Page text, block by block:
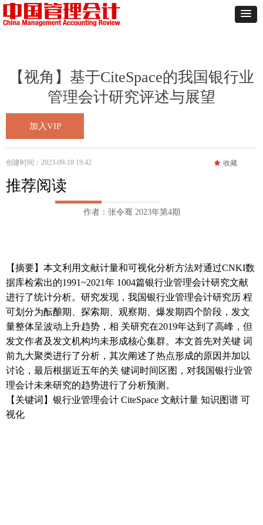
【视角】基于CiteSpace的我国银行业
管理会计研究评述与展望
【摘要】本文利用文献计量和可视化分析方法对通过CNKI数
据库检索出的1991~2021年 1004篇银行业管理会计研究文献
进行了统计分析。研究发现，我国银行业管理会计研究历 程
可划分为酝酿期、探索期、观察期、爆发期四个阶段，发文
量整体呈波动上升趋势，相 关研究在2019年达到了高峰，但
发文作者及发文机构均未形成核心集群。本文首先对关键 词
前九大聚类进行了分析，其次阐述了热点形成的原因并加以
讨论，最后根据近五年的关 键词时间区图，对我国银行业管
理会计未来研究的趋势进行了分析预测。
【关键词】银行业管理会计 CiteSpace 文献计量 知识图谱 可
视化
推荐阅读
作者：张令骞 2023年第4期
创建时间： 2023-09-18 19:42 끄 收藏
加入VIP